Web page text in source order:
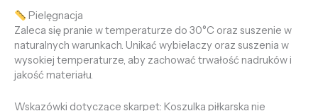
Pielęgnacja
Zaleca się pranie w temperaturze do 30°C oraz suszenie w
naturalnych warunkach. Unikać wybielaczy oraz suszenia w
wysokiej temperaturze, aby zachować trwałość nadruków i
jakość materiału.
Wskazówki dotyczące skarpet: Koszulka piłkarska nie